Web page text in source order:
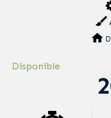
Disponible